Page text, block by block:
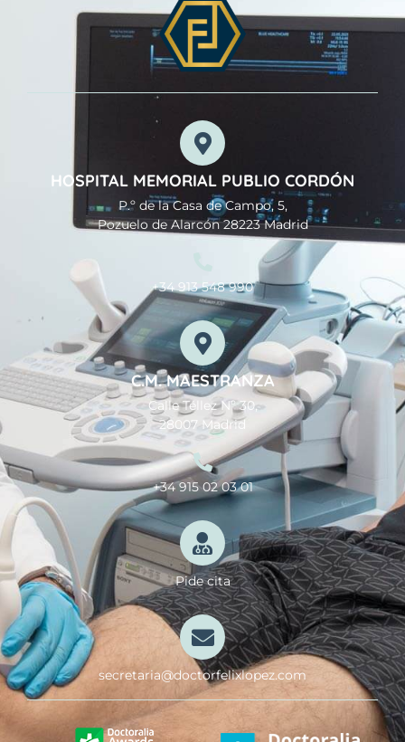
HOSPITAL MEMORIAL PUBLIO CORDÓN
P.º de la Casa de Campo, 5,
Pozuelo de Alarcón 28223 Madrid
+34 913 548 990
C.M. MAESTRANZA
Calle Téllez Nº 30,
28007 Madrid
+34 915 02 03 01
Pide cita
secretaria@doctorfelixlopez.com